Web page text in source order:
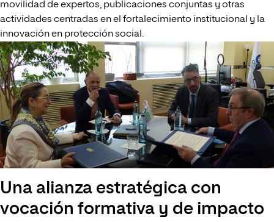
movilidad de expertos, publicaciones conjuntas y otras
actividades centradas en el fortalecimiento institucional y la
innovación en protección social.
Una alianza estratégica con
vocación formativa y de impacto